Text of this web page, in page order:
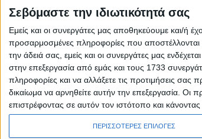
Σεβόμαστε την ιδιωτικότητά σας
Εμείς και οι συνεργάτες μας αποθηκεύουμε και/ή
προσαρμοσμένες πληροφορίες που αποστέλλονται
την άδειά σας, εμείς και οι συνεργάτες μας
στην επεξεργασία από εμάς και τους 1733
πληροφορίες και να αλλάξετε τις προτιμήσεις σας
δικαίωμα να αρνηθείτε αυτήν την επεξεργασία. Οι
επιστρέφοντας σε αυτόν τον ιστότοπο και
ΠΕΡΙΣΣΟΤΕΡΕΣ ΕΠΙΛΟΓΕΣ